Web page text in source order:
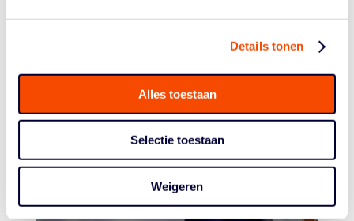
Details tonen
Alles toestaan
Selectie toestaan
Weigeren
Afgelopen weekend speelden
Nederland, voor eigen publiek,
in de FIBA 3x3 Women's Series
én World Tour in Amsterdam.
toernooi, de U25 deed zéér
respectabel mee om de prijzen.
De mannen verloren hun finale,
maar bewezen ook -...